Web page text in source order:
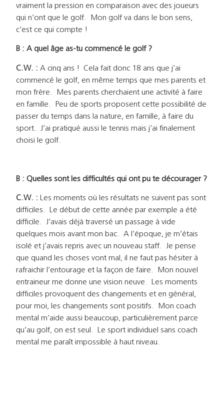
vraiment la pression en comparaison avec des joueurs
qui n’ont que le golf. Mon golf va dans le bon sens,
c’est ce qui compte !
B : A quel âge as-tu commencé le golf ?
C.W. : A cinq ans ! Cela fait donc 18 ans que j’ai
commencé le golf, en même temps que mes parents et
mon frère. Mes parents cherchaient une activité à faire
en famille. Peu de sports proposent cette possibilité de
passer du temps dans la nature, en famille, à faire du
sport. J’ai pratiqué aussi le tennis mais j’ai finalement
choisi le golf.
B : Quelles sont les difficultés qui ont pu te décourager ?
C.W. :
Les moments où les résultats ne suivent pas sont
difficiles. Le début de cette année par exemple a été
difficile. J’avais déjà traversé un passage à vide
quelques mois avant mon bac. A l’époque, je m’étais
isolé et j’avais repris avec un nouveau staff. Je pense
que quand les choses vont mal, il ne faut pas hésiter à
rafraichir l’entourage et la façon de faire. Mon nouvel
entraineur me donne une vision neuve. Les moments
difficiles provoquent des changements et en général,
pour moi, les changements sont positifs. Mon coach
mental m’aide aussi beaucoup, particulièrement parce
qu’au golf, on est seul. Le sport individuel sans coach
mental me paraît impossible à haut niveau.